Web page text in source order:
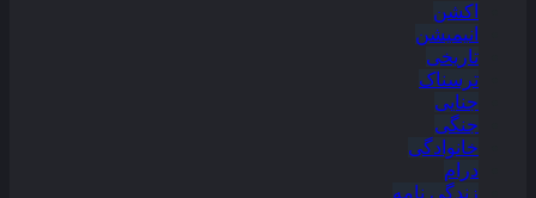
اکشن
انیمیشن
تاریخی
ترسناک
جنایی
جنگی
خانوادگی
درام
زندگی نامه